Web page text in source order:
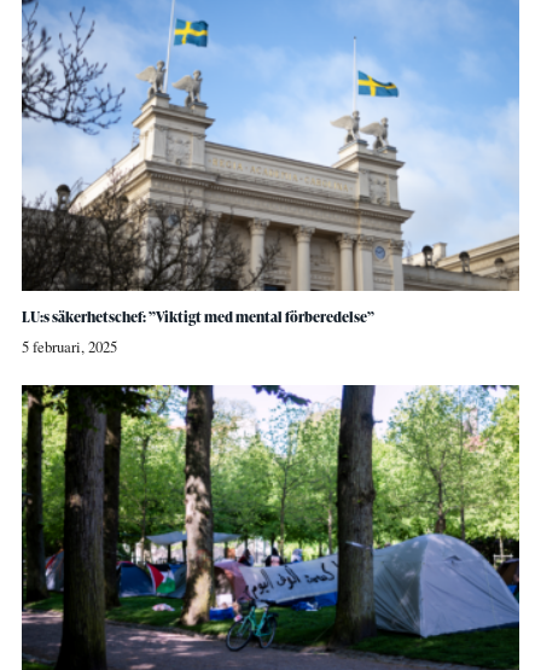
LU:s säkerhetschef: ”Viktigt med mental förberedelse”
5 februari, 2025